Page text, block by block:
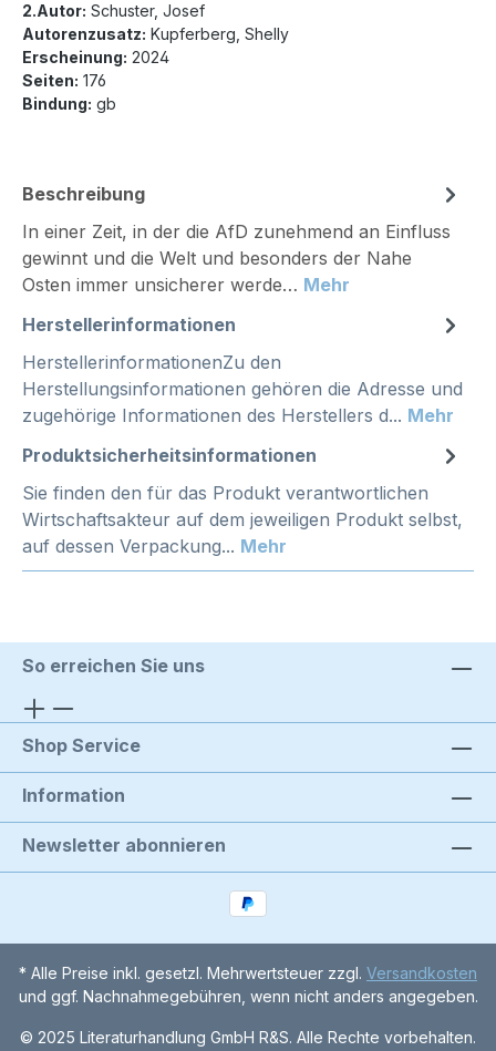
2.Autor: Schuster, Josef
Autorenzusatz: Kupferberg, Shelly
Erscheinung: 2024
Seiten: 176
Bindung: gb
Beschreibung
In einer Zeit, in der die AfD zunehmend an Einfluss
gewinnt und die Welt und besonders der Nahe
Osten immer unsicherer werde… Mehr
Herstellerinformationen
HerstellerinformationenZu den
Herstellungsinformationen gehören die Adresse und
zugehörige Informationen des Herstellers d... Mehr
Produktsicherheitsinformationen
Sie finden den für das Produkt verantwortlichen
Wirtschaftsakteur auf dem jeweiligen Produkt selbst,
auf dessen Verpackung... Mehr
So erreichen Sie uns
Shop Service
Information
Newsletter abonnieren
* Alle Preise inkl. gesetzl. Mehrwertsteuer zzgl. Versandkosten
und ggf. Nachnahmegebühren, wenn nicht anders angegeben.
© 2025 Literaturhandlung GmbH R&S. Alle Rechte vorbehalten.